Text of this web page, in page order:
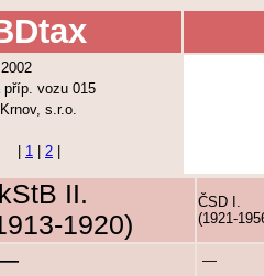
příp. vozu 015
s.r.o.
1 2
II.
1920)
ČSD I.
(1921-
—